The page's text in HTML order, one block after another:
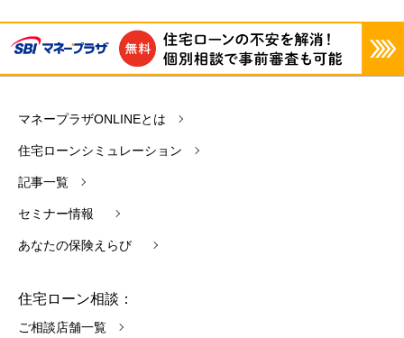
マネープラザONLINEとは
住宅ローンシミュレーション
記事一覧
セミナー情報
あなたの保険えらび
住宅ローン相談：
ご相談店舗一覧